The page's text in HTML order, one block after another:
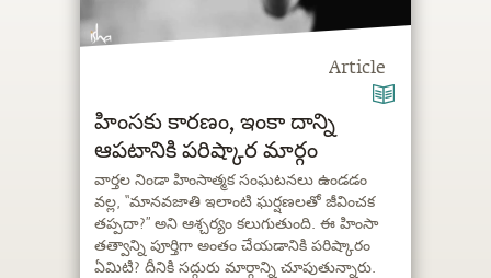
Article
హింసకు కారణం, ఇంకా దాన్ని
ఆపటానికి పరిష్కార మార్గం
వార్తల నిండా హింసాత్మక సంఘటనలు ఉండడం
వల్ల, “మానవజాతి ఇలాంటి ఘర్షణలతో జీవించక
తప్పదా?” అని ఆశ్చర్యం కలుగుతుంది. ఈ హింసా
తత్వాన్ని పూర్తిగా అంతం చేయడానికి పరిష్కారం
ఏమిటి? దీనికి సద్గురు మార్గాన్ని చూపుతున్నారు.